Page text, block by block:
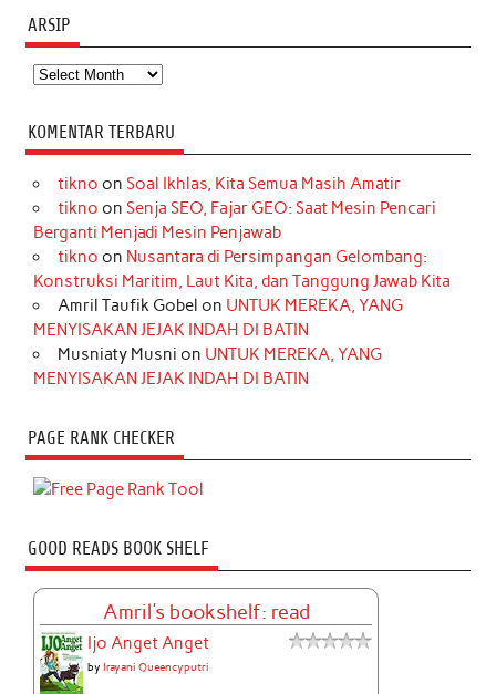
ARSIP
Arsip
KOMENTAR TERBARU
tikno on Soal Ikhlas, Kita Semua Masih Amatir
tikno on Senja SEO, Fajar GEO: Saat Mesin Pencari
Berganti Menjadi Mesin Penjawab
tikno on Nusantara di Persimpangan Gelombang:
Konstruksi Maritim, Laut Kita, dan Tanggung Jawab Kita
Amril Taufik Gobel on UNTUK MEREKA, YANG
MENYISAKAN JEJAK INDAH DI BATIN
Musniaty Musni on UNTUK MEREKA, YANG
MENYISAKAN JEJAK INDAH DI BATIN
PAGE RANK CHECKER
GOOD READS BOOK SHELF
Amril's bookshelf: read
Ijo Anget Anget
byIrayani Queencyputri